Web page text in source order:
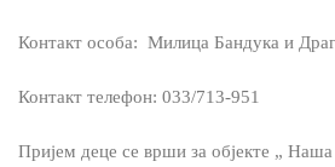
Контакт особа: Милица Бандука и
Контакт телефон: 033/713-951
Пријем деце се врши за објекте „